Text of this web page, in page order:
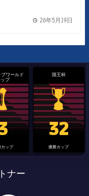
26年5月19日
trophy
ワールド
ップ
label.aria.clubworldcup
カップ
国王杯
国王杯
32
優勝カップ
ナー